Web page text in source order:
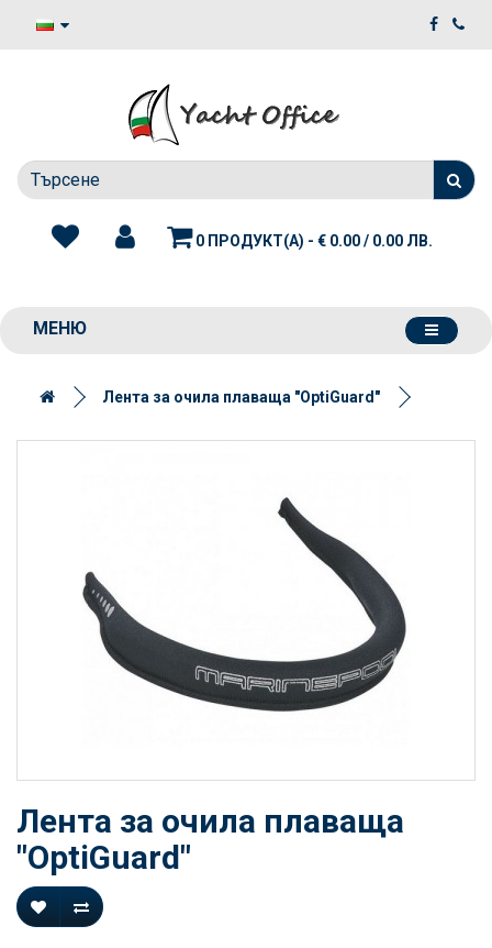
0 ПРОДУКТ(А) - € 0.00 / 0.00 ЛВ.
МЕНЮ
Лента за очила плаваща "OptiGuard"
Лента за очила плаваща
"OptiGuard"